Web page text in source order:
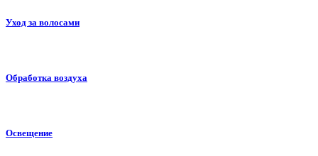
Уход за волосами
Обработка воздуха
Освещение